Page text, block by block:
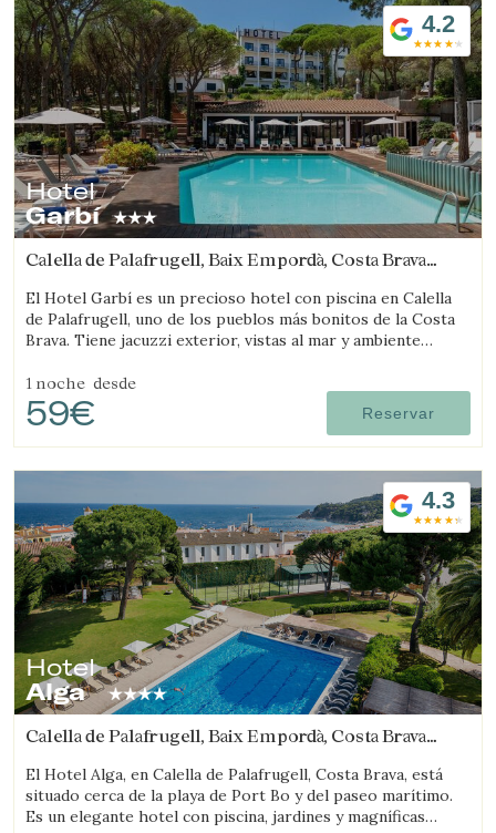
4.2
Hotel
Garbí
Calella de Palafrugell, Baix Empordà, Costa Brava
El Hotel Garbí es un precioso hotel con piscina en Calella
de Palafrugell, uno de los pueblos más bonitos de la Costa
Brava. Tiene jacuzzi exterior, vistas al mar y ambiente
1 noche desde
59€ Reservar
4.3
Hotel
Alga
Calella de Palafrugell, Baix Empordà, Costa Brava
El Hotel Alga, en Calella de Palafrugell, Costa Brava, está
situado cerca de la playa de Port Bo y del paseo marítimo.
Es un elegante hotel con piscina, jardines y magníficas